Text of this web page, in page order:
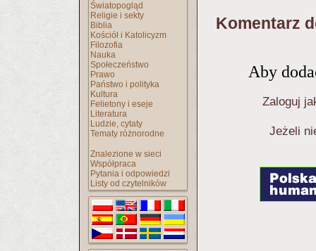
Światopogląd
Religie i sekty
Biblia
Kościół i Katolicyzm
Filozofia
Nauka
Społeczeństwo
Prawo
Państwo i polityka
Kultura
Felietony i eseje
Literatura
Ludzie, cytaty
Tematy różnorodne
Znalezione w sieci
Współpraca
Pytania i odpowiedzi
Listy od czytelników
Komentarz
Aby
Zaloguj
Jeżeli